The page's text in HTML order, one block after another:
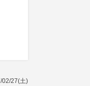
02/27(土)